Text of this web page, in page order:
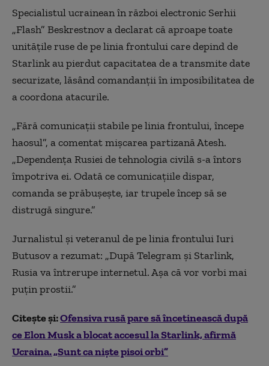
Specialistul ucrainean în război electronic Serhii
„Flash” Beskrestnov a declarat că aproape toate
unitățile ruse de pe linia frontului care depind de
Starlink au pierdut capacitatea de a transmite date
securizate, lăsând comandanții în imposibilitatea de
a coordona atacurile.
„Fără comunicații stabile pe linia frontului, începe
haosul”, a comentat mișcarea partizană Atesh.
„Dependența Rusiei de tehnologia civilă s-a întors
împotriva ei. Odată ce comunicațiile dispar,
comanda se prăbușește, iar trupele încep să se
distrugă singure.”
Jurnalistul și veteranul de pe linia frontului Iuri
Butusov a rezumat: „După Telegram și Starlink,
Rusia va întrerupe internetul. Așa că vor vorbi mai
puțin prostii.”
Citește și:Ofensiva rusă pare să încetinească după
ce Elon Musk a blocat accesul la Starlink, afirmă
Ucraina. „Sunt ca nişte pisoi orbi”